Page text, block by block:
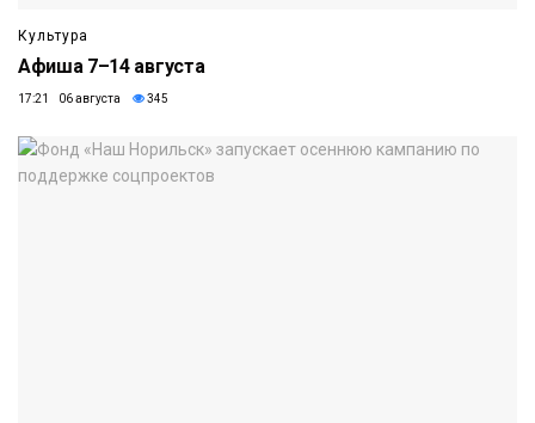
Культура
Афиша 7–14 августа
17:21 06 августа 345